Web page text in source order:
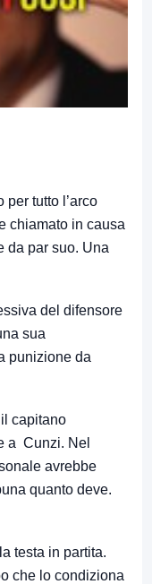
per tutto l’arco
chiamato in causa
da par suo. Una
del difensore
sua
punizione da
capitano
a Cunzi. Nel
avrebbe
quanto deve.
testa in partita.
che lo condiziona